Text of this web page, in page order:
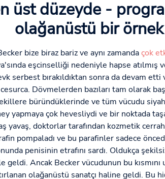
üst düzeyde -
olağanüstü bir örnek
bize biraz bariz ve aynı zamandaçok
eşcinselliği nedeniyle hapse atılmış
serbest bırakıldıktan sonra da devam
Dövmelerden bazıları tam olarak
büründüklerinde ve tüm vücudu
yapmaya çok hevesliydi ve bir noktada
yavaş, doktorlar tarafından kozmetik
pompaladı ve bu parafinler sadece
penisinin etrafını sardı. Oldukça
geldi. Ancak Becker vücudunun bu
olağanüstü sanatçı haline geldi.